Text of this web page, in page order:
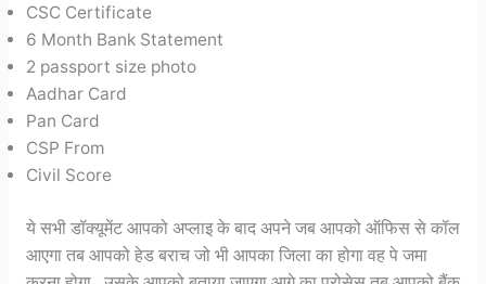
CSC Certificate
6 Month Bank Statement
2 passport size photo
Aadhar Card
Pan Card
CSP From
Civil Score
ये सभी डॉक्यूमेंट आपको अप्लाइ के बाद अपने जब आपको ऑफिस से कॉल
आएगा तब आपको हेड बराच जो भी आपका जिला का होगा वह पे जमा